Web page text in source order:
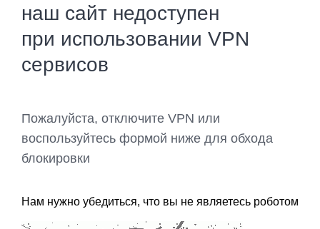
наш сайт недоступен
при использовании VPN
сервисов
Пожалуйста, отключите VPN или
воспользуйтесь формой ниже для обхода
блокировки
Нам нужно убедиться, что вы не являетесь роботом